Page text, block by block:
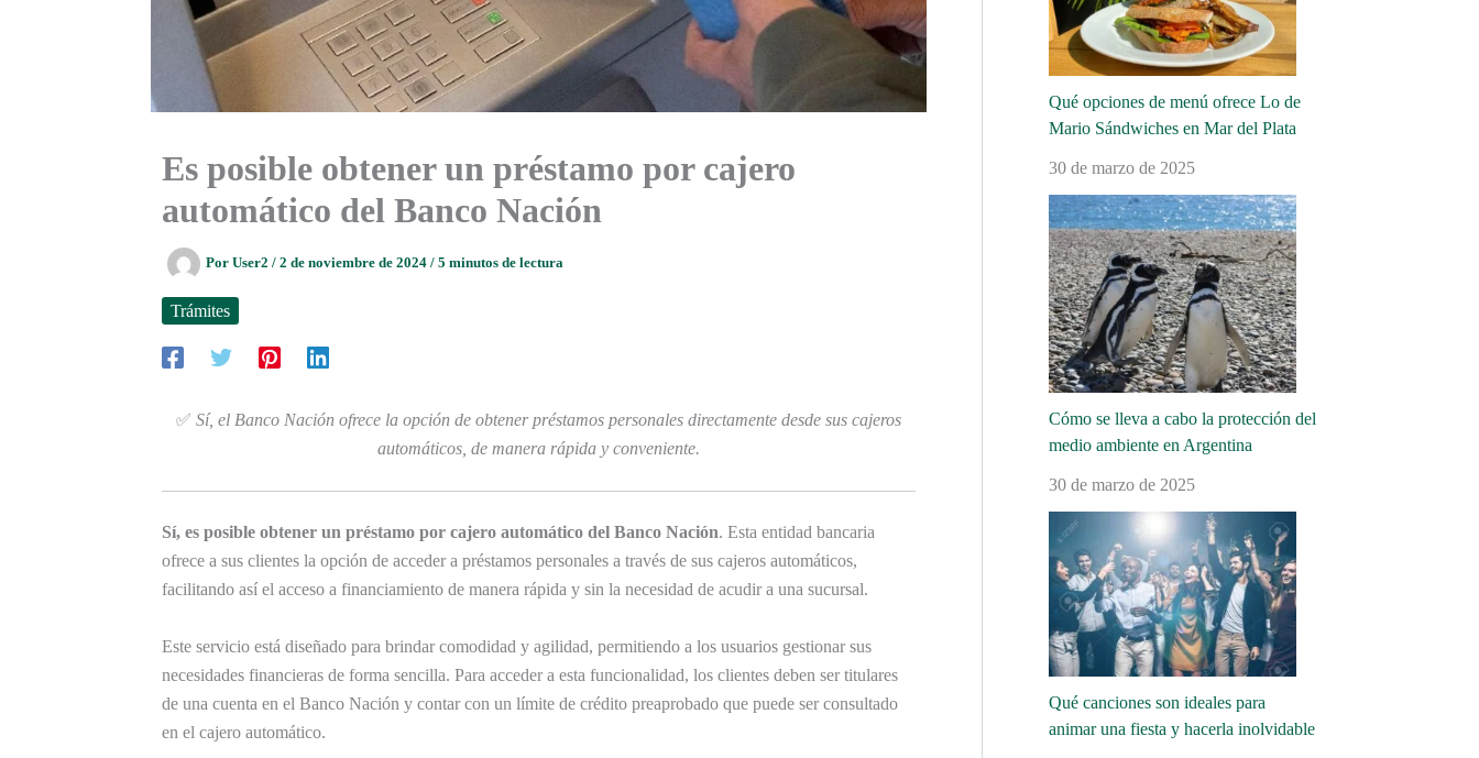
Es posible obtener un préstamo por cajero
automático del Banco Nación
Por User2 / 2 de noviembre de 2024 / 5 minutos de lectura
Trámites
✅ Sí, el Banco Nación ofrece la opción de obtener préstamos personales directamente desde sus cajeros
automáticos, de manera rápida y conveniente.
Sí, es posible obtener un préstamo por cajero automático del Banco Nación. Esta entidad bancaria
ofrece a sus clientes la opción de acceder a préstamos personales a través de sus cajeros automáticos,
facilitando así el acceso a financiamiento de manera rápida y sin la necesidad de acudir a una sucursal.
Este servicio está diseñado para brindar comodidad y agilidad, permitiendo a los usuarios gestionar sus
necesidades financieras de forma sencilla. Para acceder a esta funcionalidad, los clientes deben ser titulares
de una cuenta en el Banco Nación y contar con un límite de crédito preaprobado que puede ser consultado
en el cajero automático.
Qué opciones de menú ofrece Lo de
Mario Sándwiches en Mar del Plata
30 de marzo de 2025
Cómo se lleva a cabo la protección del
medio ambiente en Argentina
30 de marzo de 2025
Qué canciones son ideales para
animar una fiesta y hacerla inolvidable